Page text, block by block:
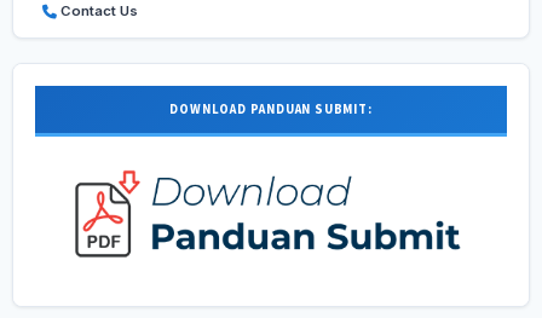
Contact Us
DOWNLOAD PANDUAN SUBMIT: